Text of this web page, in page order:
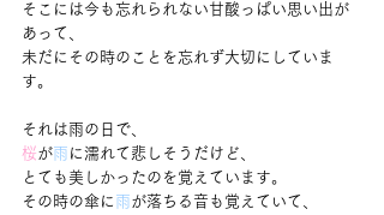
そこには今も忘れられない甘酸っぱい思い出が
あって、
未だにその時のことを忘れず大切にしていま
す。
それは雨の日で、
桜が雨 に濡れて悲しそうだけど、
とても美しかったのを覚えています。
その時の傘に 雨が落ちる音も覚えていて、